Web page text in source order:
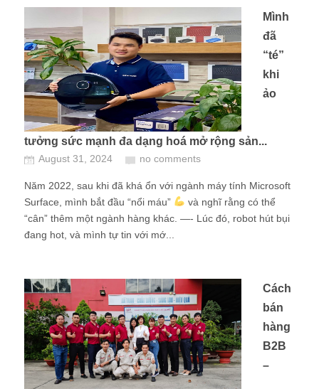
Mình
đã
“té”
khi
ảo
tưởng sức mạnh đa dạng hoá mở rộng sản...
August 31, 2024 no comments
Năm 2022, sau khi đã khá ổn với ngành máy tính Microsoft
Surface, mình bắt đầu “nổi máu”
và nghĩ rằng có thể
“cân” thêm một ngành hàng khác. —- Lúc đó, robot hút bụi
đang hot, và mình tự tin với mớ...
Cách
bán
hàng
B2B
–